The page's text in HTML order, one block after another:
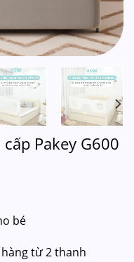
Pakey G600
bé
từ 2 thanh